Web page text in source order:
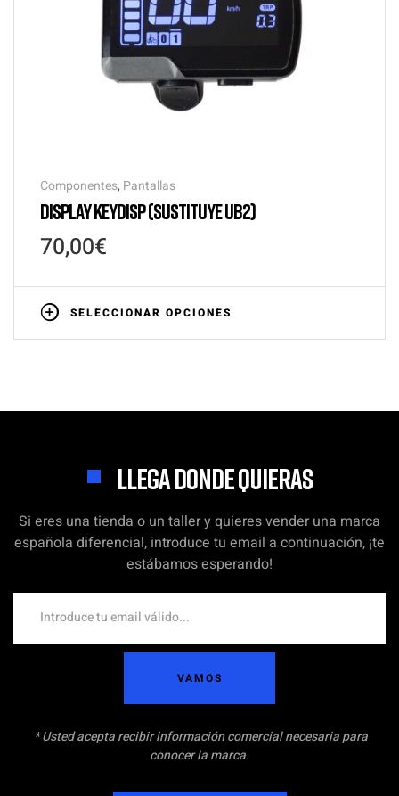
Componentes, Pantallas
DISPLAY KEYDISP (SUSTITUYE UB2)
70,00€
SELECCIONAR OPCIONES
LLEGA DONDE QUIERAS
Si eres una tienda o un taller y quieres vender una marca
española diferencial, introduce tu email a continuación, ¡te
estábamos esperando!
VAMOS
* Usted acepta recibir información comercial necesaria para
conocer la marca.